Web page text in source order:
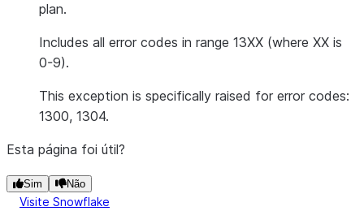
plan.
Includes all error codes in range 13XX (where XX is
0-9).
This exception is specifically raised for error codes:
1300, 1304.
Esta página foi útil?
Sim Não
Visite Snowflake